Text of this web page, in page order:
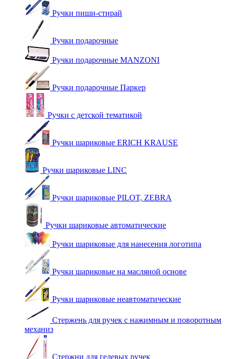
Ручки пиши-стирай
Ручки подарочные
Ручки подарочные MANZONI
Ручки подарочные Паркер
Ручки с детской тематикой
Ручки шариковые ERICH KRAUSE
Ручки шариковые LINC
Ручки шариковые PILOT, ZEBRA
Ручки шариковые автоматические
Ручки шариковые для нанесения логотипа
Ручки шариковые на масляной основе
Ручки шариковые неавтоматические
Стержень для ручек с нажимным и поворотным
механиз
Стержни для гелевых ручек